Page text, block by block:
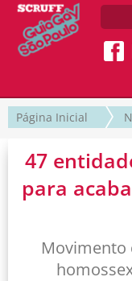
Página Inicial
47
para
Movimento